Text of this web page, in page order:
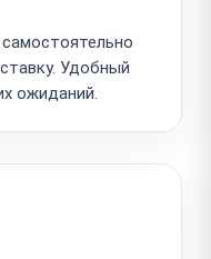
Удобный
ожиданий.